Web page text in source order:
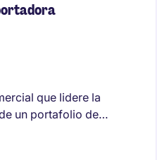
que lidere la
un portafolio de
el desarrollo del canal